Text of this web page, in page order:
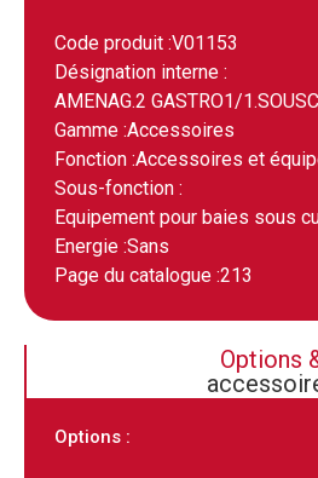
Code produit :V01153
Désignation interne :
AMENAG.2 GASTRO1/
Gamme :Accessoires
Fonction :Accessoires et
Sous-fonction :
Equipement pour baies sous
Energie :Sans
Page du catalogue :213
Options
Options :